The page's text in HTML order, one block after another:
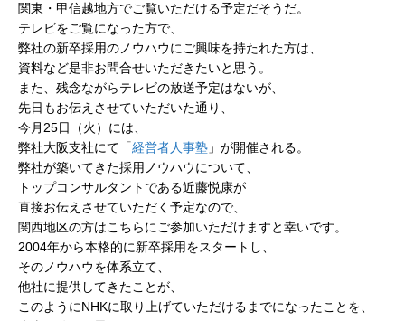
関東・甲信越地方でご覧いただける予定だそうだ。
テレビをご覧になった方で、
弊社の新卒採用のノウハウにご興味を持たれた方は、
資料など是非お問合せいただきたいと思う。
また、残念ながらテレビの放送予定はないが、
先日もお伝えさせていただいた通り、
今月25日（火）には、
弊社大阪支社にて「経営者人事塾 」が開催される。
弊社が築いてきた採用ノウハウについて、
トップコンサルタントである近藤悦康が
直接お伝えさせていただく予定なので、
関西地区の方はこちらにご参加いただけますと幸いです。
2004年から本格的に新卒採用をスタートし、
そのノウハウを体系立て、
他社に提供してきたことが、
このようにNHKに取り上げていただけるまでになったことを、